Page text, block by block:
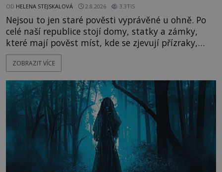
OD HELENA STEJSKALOVÁ 2.8.2026 3.3TIS
Nejsou to jen staré pověsti vyprávěné u ohně. Po
celé naší republice stojí domy, statky a zámky,
které mají pověst míst, kde se zjevují přízraky,
ozývají nevysvětlitelné zvuky nebo se dějí podivné
jevy. Zatímco historici většinou hledají racionální
lokality vykazují nápadně podobná svědectví po
celé generace. A právě tato opakující se svědectví
ZOBRAZIT VÍCE